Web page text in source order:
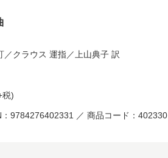
／クラウス 運指／ 上山典子 訳
税)
9784276402331 ／ 商品コード：402330